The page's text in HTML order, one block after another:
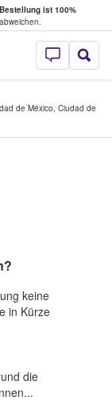
ist 100%
- Wo
de México, Ciudad de
keine
in Kürze
die